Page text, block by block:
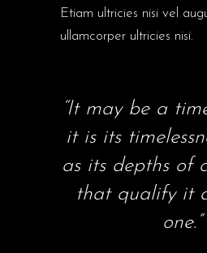
Etiam ultricies nisi vel
ullamcorper ultricies nisi.
“It may be a
it is its
as its depths of
that qualify it
one.”